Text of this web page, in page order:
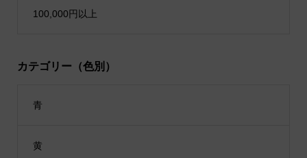
100,000円以上
カテゴリー（色別）
青
黄